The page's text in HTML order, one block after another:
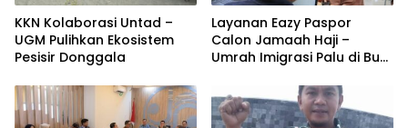
KKN Kolaborasi Untad –
UGM Pulihkan Ekosistem
Pesisir Donggala
Layanan Eazy Paspor
Calon Jamaah Haji –
Umrah Imigrasi Palu di Buol